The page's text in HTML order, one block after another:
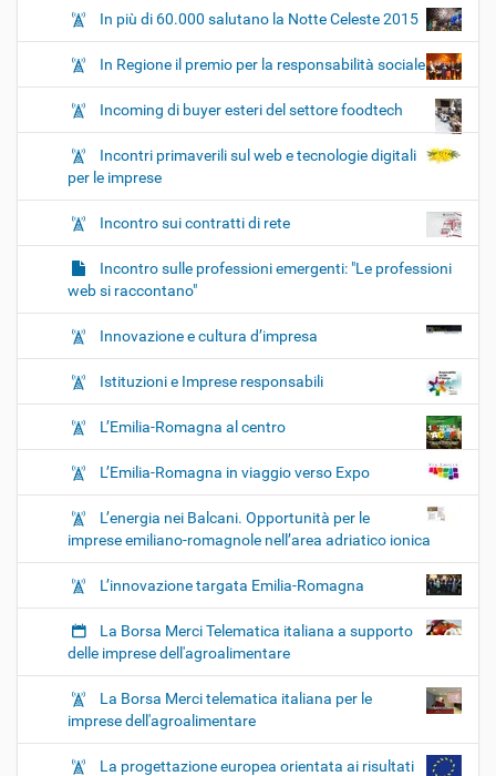
In più di 60.000 salutano la Notte Celeste 2015
In Regione il premio per la responsabilità sociale
Incoming di buyer esteri del settore foodtech
Incontri primaverili sul web e tecnologie digitali
per le imprese
Incontro sui contratti di rete
Incontro sulle professioni emergenti: "Le professioni
web si raccontano"
Innovazione e cultura d’impresa
Istituzioni e Imprese responsabili
L’Emilia-Romagna al centro
L’Emilia-Romagna in viaggio verso Expo
L’energia nei Balcani. Opportunità per le
imprese emiliano-romagnole nell’area adriatico ionica
L’innovazione targata Emilia-Romagna
La Borsa Merci Telematica italiana a supporto
delle imprese dell'agroalimentare
La Borsa Merci telematica italiana per le
imprese dell'agroalimentare
La progettazione europea orientata ai risultati